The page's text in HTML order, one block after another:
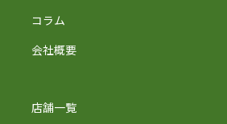
コラム
会社概要
店舗一覧